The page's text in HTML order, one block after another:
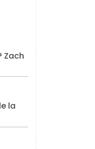
Zach
la